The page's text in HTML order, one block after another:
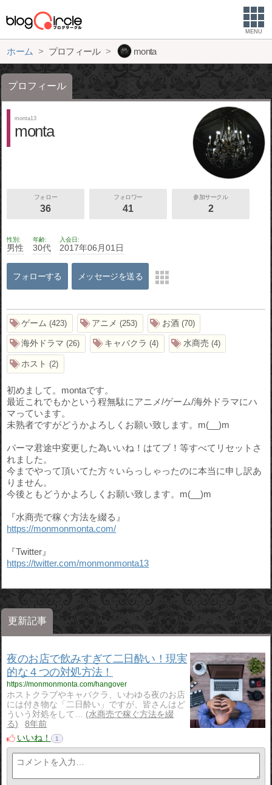
MENU
ホーム プロフィール monta
プロフィール
monta13
monta
フォロー
36
フォロワー
41
参加サークル
2
性別
男性
年齢
30代
入会日
2017年06月01日
フォローする メッセージを送る
ゲーム 423 アニメ 253 お酒 70
海外ドラマ 26 キャバクラ 4 水商売 4
ホスト 2
初めまして。montaです。
最近これでもかという程無駄にアニメ/ゲーム/海外ドラマにハ
マっています。
未熟者ですがどうかよろしくお願い致します。m(__)m
パーマ君途中変更した為いいね！はてブ！等すべてリセットさ
れました。
今までやって頂いてた方々いらっしゃったのに本当に申し訳あ
りません。
今後ともどうかよろしくお願い致します。m(__)m
『水商売で稼ぐ方法を綴る』
https://monmonmonta.com/
『Twitter』
https://twitter.com/monmonmonta13
更新記事
夜のお店で飲みすぎて二日酔い！現実
的な４つの対処方法！
https://monmonmonta.com/hangover
ホストクラブやキャバクラ、いわゆる夜のお店
には付き物な「二日酔い」ですが、皆さんはど
ういう対処をして…
水商売で稼ぐ方法を綴
る
8年前
いいね！
1